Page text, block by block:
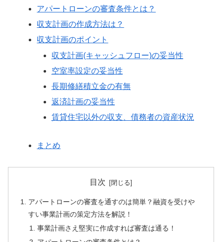
アパートローンの審査条件とは？
収支計画の作成方法は？
収支計画のポイント
収支計画(キャッシュフロー)の妥当性
空室率設定の妥当性
長期修繕積立金の有無
返済計画の妥当性
賃貸住宅以外の収支、債務者の資産状況
まとめ
目次
アパートローンの審査を通すのは簡単？融資を受けや
すい事業計画の策定方法を解説！
事業計画さえ堅実に作成すれば審査は通る！